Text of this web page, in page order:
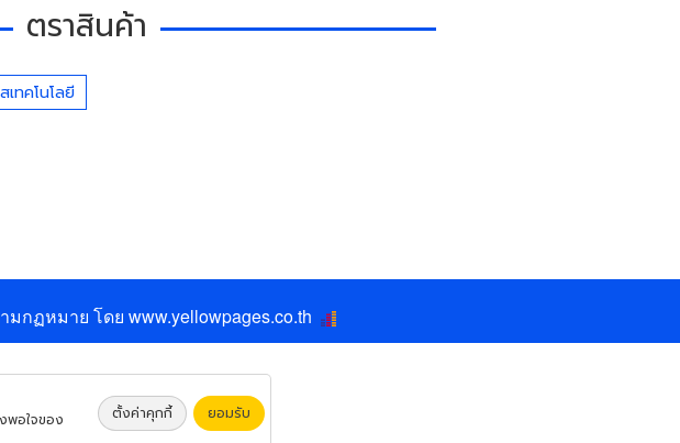
ตราสินค้า
เทคโนโลยี
มกฏหมาย โดย www.yellowpages.co.th
พอใจของ
ตั้งค่าคุกกี้ ยอมรับ